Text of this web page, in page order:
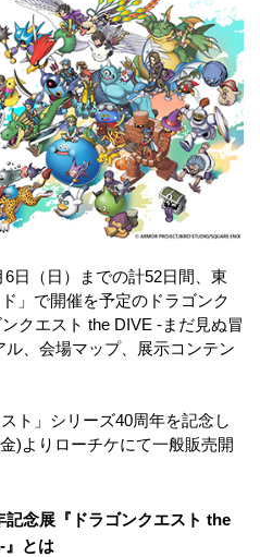
日（日）までの計52日間、東
」で開催を予定のドラゴンク
クエスト the DIVE -まだ見ぬ冒
、会場マップ、展示コンテン
ト」シリーズ40周年を記念し
)よりローチケにて一般販売開
記念展『ドラゴンクエスト the
』とは